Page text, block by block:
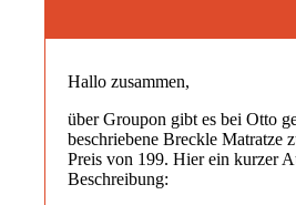
Hallo zusammen,
über Groupon gibt es bei Otto
beschriebene Breckle Matratze
Preis von 199. Hier ein kurzer
Beschreibung: